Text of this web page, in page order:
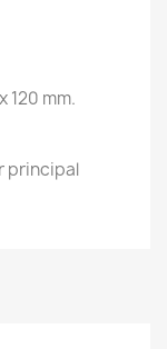
120 mm.
principal